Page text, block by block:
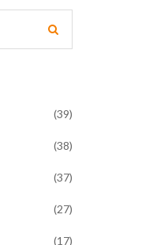
(39)
(38)
(37)
(27)
(17)